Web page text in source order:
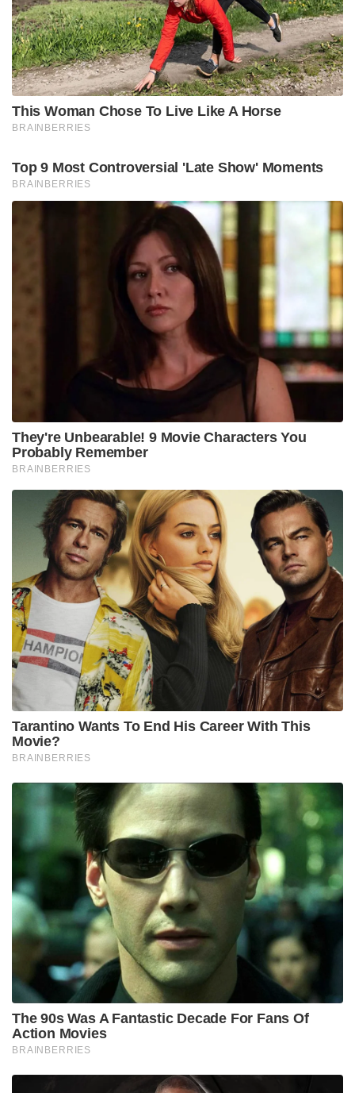
വാർത്ത പുറത്തുവന്നതോടെ സാമൂഹ്യമാദ്ധ്യമങ്ങളിൽ
രസകരമായ കമന്റുകളും വന്നു. പാസ്പോർട്ട്
നഷ്ടമായെന്ന് പറഞ്ഞ് പുതിയ പാസ്പോർട്ടിന്
അപേക്ഷിച്ചാൽ പോരായിരുന്നോ എന്നാണ്
കമന്റുകളിൽ ഉയരുന്ന ചോദ്യം. ഇടയ്ക്കിടെ
ബാങ്കോക്കിനു പോകുന്ന ഒരു പ്രമുഖ രാഷ്ട്രീയ
നേതാവിനെപ്പറ്റിയും കമന്റുകളിൽ പരാമർശങ്ങളുണ്ട്.
Tags: Thailand Man tear passport